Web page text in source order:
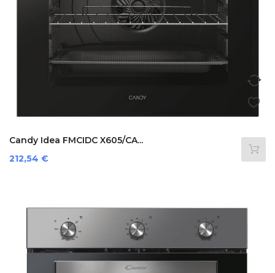
Candy Idea FMCIDC X605/CA...
Prezzo
212,54 €